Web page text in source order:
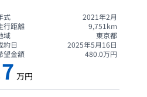
式
2021年2月
行距離
9,751 km
域
東京都
約日
2025年5月16日
望金額
480.0万円
万円